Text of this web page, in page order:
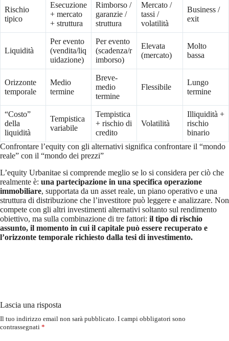
Rischio
tipico
Esecuzione
+ mercato
+ struttura
Rimborso /
garanzie /
struttura
Mercato /
tassi /
volatilità
Business /
exit
Liquidità
Per evento
(vendita/liq
uidazione)
Per evento
(scadenza/r
imborso)
Elevata
(mercato)
Molto
bassa
Orizzonte
temporale
Medio
termine
Breve-
medio
termine
Flessibile
Lungo
termine
“Costo”
della
liquidità
Tempistica
variabile
Tempistica
+ rischio di
credito
Volatilità
Illiquidità +
rischio
binario
Confrontare l’equity con gli alternativi significa confrontare il “mondo
reale” con il “mondo dei prezzi”
L’equity Urbanitae si comprende meglio se lo si considera per ciò che
realmente è: una partecipazione in una specifica operazione
immobiliare, supportata da un asset reale, un piano operativo e una
struttura di distribuzione che l’investitore può leggere e analizzare. Non
compete con gli altri investimenti alternativi soltanto sul rendimento
obiettivo, ma sulla combinazione di tre fattori: il tipo di rischio
assunto, il momento in cui il capitale può essere recuperato e
l’orizzonte temporale richiesto dalla tesi di investimento.
Lascia una risposta
Il tuo indirizzo email non sarà pubblicato. I campi obbligatori sono
contrassegnati *